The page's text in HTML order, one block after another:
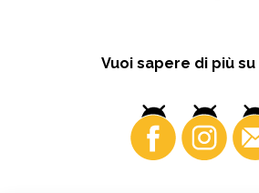
Vuoi sapere di più su